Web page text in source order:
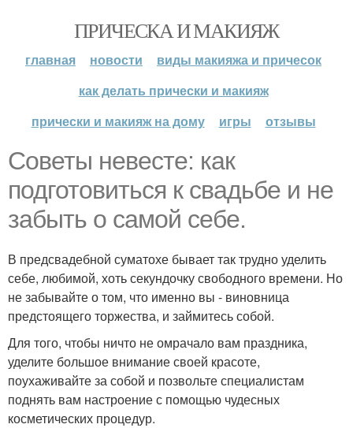
ПРИЧЕСКА И МАКИЯЖ
главная новости
виды макияжа и причесок
как делать прически и макияж
прически и макияж на дому
игры отзывы
Советы невесте: как
подготовиться к свадьбе и не
забыть о самой себе.
В предсвадебной суматохе бывает так трудно уделить
себе, любимой, хоть секундочку свободного времени. Но
не забывайте о том, что именно вы - виновница
предстоящего торжества, и займитесь собой.
Для того, чтобы ничто не омрачало вам праздника,
уделите большое внимание своей красоте,
поухаживайте за собой и позвольте специалистам
поднять вам настроение с помощью чудесных
косметических процедур.